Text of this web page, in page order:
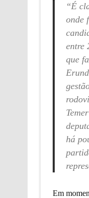
“É
onde
entre
que
há
Em